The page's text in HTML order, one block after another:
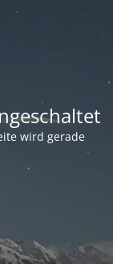
wird gerade